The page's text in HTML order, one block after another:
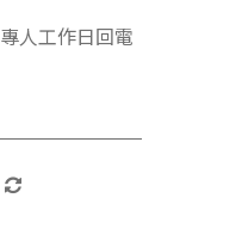
專人工作日回電